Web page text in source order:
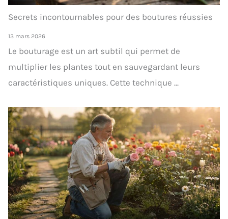
Secrets incontournables pour des boutures réussies
13 mars 2026
Le bouturage est un art subtil qui permet de
multiplier les plantes tout en sauvegardant leurs
caractéristiques uniques. Cette technique ...